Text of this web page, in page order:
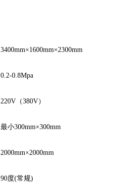
3400mm×1600mm×2300mm
0.2-0.8Mpa
220V （380V）
最小300mm×300mm
2000mm×2000mm
90度(常规)